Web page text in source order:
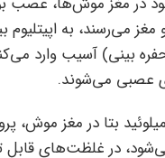
می‌رسند، به اپیتلیوم
بینی) آسیب وارد
عصبی می‌شوند.
بتا در مغز موش،
در غلظت‌های قابل